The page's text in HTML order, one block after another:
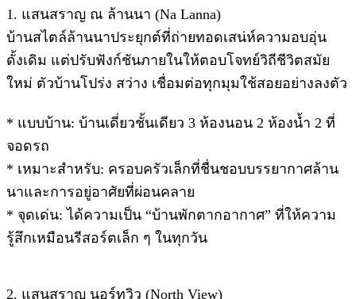
1. แสนสราญ ณ ล้านนา (Na Lanna)
บ้านสไตล์ล้านนาประยุกต์ที่ถ่ายทอดเสน่ห์ความอบอุ่น
ดั้งเดิม แต่ปรับฟังก์ชันภายในให้ตอบโจทย์วิถีชีวิตสมัย
ใหม่ ตัวบ้านโปร่ง สว่าง เชื่อมต่อทุกมุมใช้สอยอย่างลงตัว
* แบบบ้าน: บ้านเดี่ยวชั้นเดียว 3 ห้องนอน 2 ห้องน้ำ 2 ที่
จอดรถ
* เหมาะสำหรับ: ครอบครัวเล็กที่ชื่นชอบบรรยากาศล้าน
นาและการอยู่อาศัยที่ผ่อนคลาย
* จุดเด่น: ได้ความเป็น “บ้านพักตากอากาศ” ที่ให้ความ
รู้สึกเหมือนรีสอร์ตเล็ก ๆ ในทุกวัน
2. แสนสราญ นอร์ทวิว (North View)